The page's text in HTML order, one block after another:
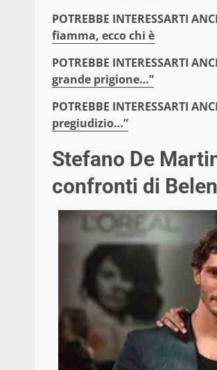
POTREBBE INTERESSARTI
fiamma, ecco chi è
POTREBBE INTERESSARTI
grande prigione…”
POTREBBE INTERESSARTI
pregiudizio…”
Stefano De
confronti di